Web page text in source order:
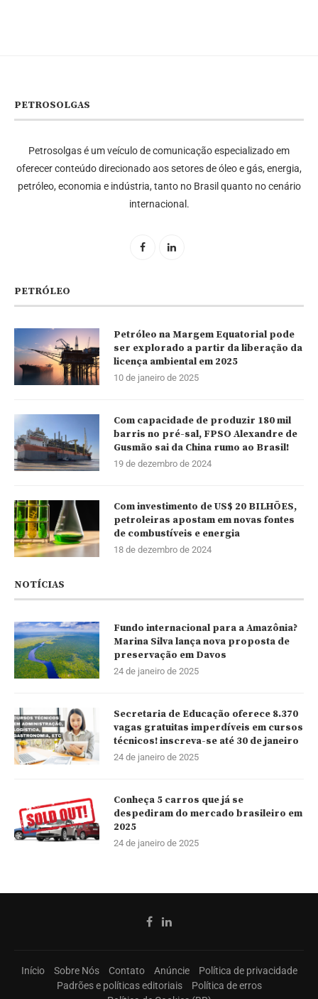
PETROSOLGAS
Petrosolgas é um veículo de comunicação especializado em
oferecer conteúdo direcionado aos setores de óleo e gás, energia,
petróleo, economia e indústria, tanto no Brasil quanto no cenário
internacional.
PETRÓLEO
Petróleo na Margem Equatorial pode
ser explorado a partir da liberação da
licença ambiental em 2025
10 de janeiro de 2025
Com capacidade de produzir 180 mil
barris no pré-sal, FPSO Alexandre de
Gusmão sai da China rumo ao Brasil!
19 de dezembro de 2024
Com investimento de US$ 20 BILHÕES,
petroleiras apostam em novas fontes
de combustíveis e energia
18 de dezembro de 2024
NOTÍCIAS
Fundo internacional para a Amazônia?
Marina Silva lança nova proposta de
preservação em Davos
24 de janeiro de 2025
Secretaria de Educação oferece 8.370
vagas gratuitas imperdíveis em cursos
técnicos! inscreva-se até 30 de janeiro
24 de janeiro de 2025
Conheça 5 carros que já se
despediram do mercado brasileiro em
2025
24 de janeiro de 2025
Início Sobre Nós Contato Anúncie
Política de privacidade
Padrões e políticas editoriais
Política de erros